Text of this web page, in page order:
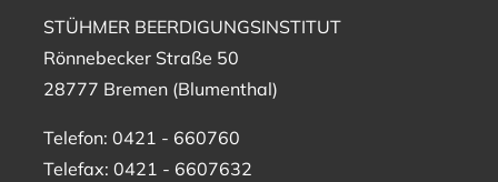
STÜHMER BEERDIGUNGSINSTITUT
Rönnebecker Straße 50
28777 Bremen (Blumenthal)
Telefon: 0421 - 660760
Telefax: 0421 - 6607632